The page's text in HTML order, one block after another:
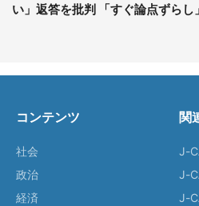
い」返答を批判 「すぐ論点ずらし」
コンテンツ
社会
政治
経済
関
J-
J-
J-